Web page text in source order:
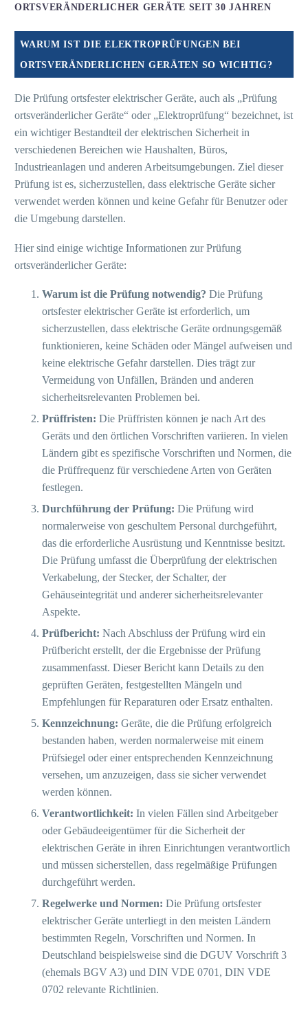
ORTSVERÄNDERLICHER GERÄTE SEIT 30 JAHREN
WARUM IST DIE ELEKTROPRÜFUNGEN BEI
ORTSVERÄNDERLICHEN GERÄTEN SO WICHTIG?
Die Prüfung ortsfester elektrischer Geräte, auch als „Prüfung
ortsveränderlicher Geräte“ oder „Elektroprüfung“ bezeichnet, ist
ein wichtiger Bestandteil der elektrischen Sicherheit in
verschiedenen Bereichen wie Haushalten, Büros,
Industrieanlagen und anderen Arbeitsumgebungen. Ziel dieser
Prüfung ist es, sicherzustellen, dass elektrische Geräte sicher
verwendet werden können und keine Gefahr für Benutzer oder
die Umgebung darstellen.
Hier sind einige wichtige Informationen zur Prüfung
ortsveränderlicher Geräte:
Warum ist die Prüfung notwendig? Die Prüfung
ortsfester elektrischer Geräte ist erforderlich, um
sicherzustellen, dass elektrische Geräte ordnungsgemäß
funktionieren, keine Schäden oder Mängel aufweisen und
keine elektrische Gefahr darstellen. Dies trägt zur
Vermeidung von Unfällen, Bränden und anderen
sicherheitsrelevanten Problemen bei.
Prüffristen: Die Prüffristen können je nach Art des
Geräts und den örtlichen Vorschriften variieren. In vielen
Ländern gibt es spezifische Vorschriften und Normen, die
die Prüffrequenz für verschiedene Arten von Geräten
festlegen.
Durchführung der Prüfung: Die Prüfung wird
normalerweise von geschultem Personal durchgeführt,
das die erforderliche Ausrüstung und Kenntnisse besitzt.
Die Prüfung umfasst die Überprüfung der elektrischen
Verkabelung, der Stecker, der Schalter, der
Gehäuseintegrität und anderer sicherheitsrelevanter
Aspekte.
Prüfbericht: Nach Abschluss der Prüfung wird ein
Prüfbericht erstellt, der die Ergebnisse der Prüfung
zusammenfasst. Dieser Bericht kann Details zu den
geprüften Geräten, festgestellten Mängeln und
Empfehlungen für Reparaturen oder Ersatz enthalten.
Kennzeichnung: Geräte, die die Prüfung erfolgreich
bestanden haben, werden normalerweise mit einem
Prüfsiegel oder einer entsprechenden Kennzeichnung
versehen, um anzuzeigen, dass sie sicher verwendet
werden können.
Verantwortlichkeit: In vielen Fällen sind Arbeitgeber
oder Gebäudeeigentümer für die Sicherheit der
elektrischen Geräte in ihren Einrichtungen verantwortlich
und müssen sicherstellen, dass regelmäßige Prüfungen
durchgeführt werden.
Regelwerke und Normen: Die Prüfung ortsfester
elektrischer Geräte unterliegt in den meisten Ländern
bestimmten Regeln, Vorschriften und Normen. In
Deutschland beispielsweise sind die DGUV Vorschrift 3
(ehemals BGV A3) und DIN VDE 0701, DIN VDE
0702 relevante Richtlinien.